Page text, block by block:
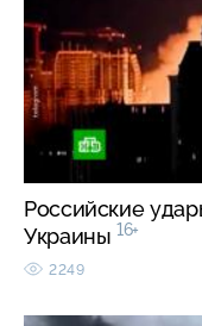
Российские
Украины 16+
2249